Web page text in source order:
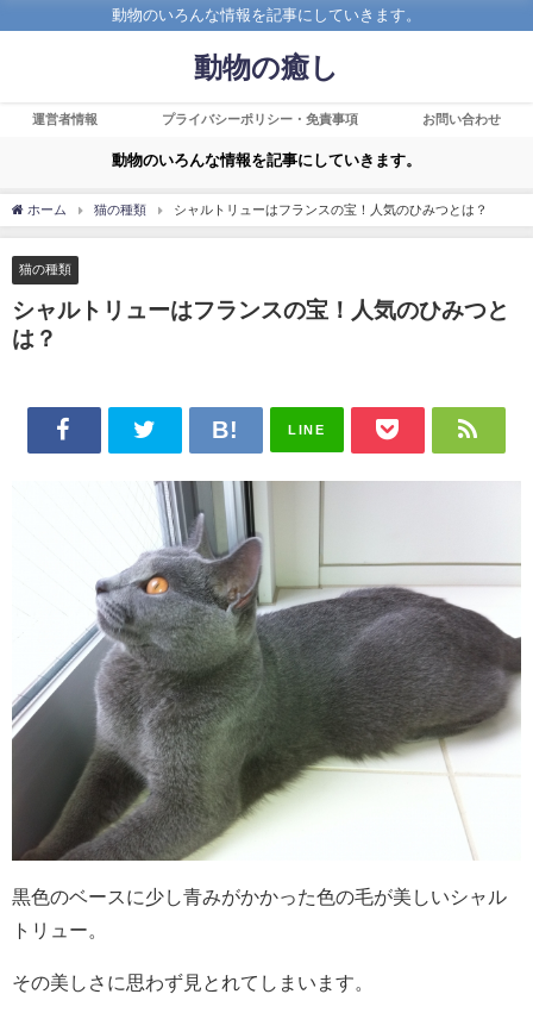
動物のいろんな情報を記事にしていきます。
動物の癒し
運営者情報 プライバシーポリシー・免責事項 お問い合わせ
動物のいろんな情報を記事にしていきます。
ホーム 猫の種類 シャルトリューはフランスの宝！人気のひみつとは？
猫の種類
シャルトリューはフランスの宝！人気のひみつと
は？
LINE
黒色のベースに少し青みがかかった色の毛が美しいシャル
トリュー。
その美しさに思わず見とれてしまいます。